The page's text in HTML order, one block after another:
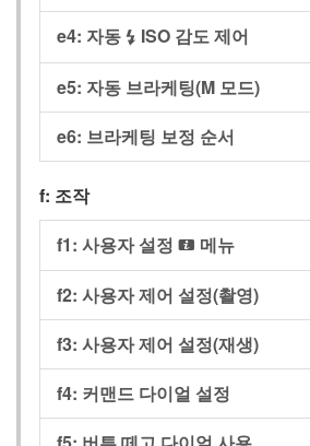
e4: 자동 c ISO 감도 제어
e5: 자동 브라케팅(M 모드)
e6: 브라케팅 보정 순서
f: 조작
f1: 사용자 설정 i 메뉴
f2: 사용자 제어 설정(촬영)
f3: 사용자 제어 설정(재생)
f4: 커맨드 다이얼 설정